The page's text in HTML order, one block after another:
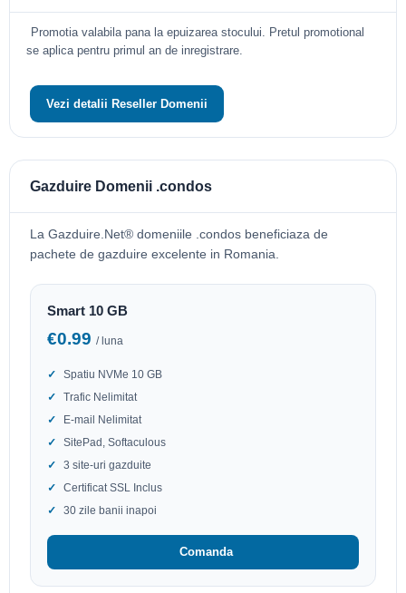
Promotia valabila pana la epuizarea stocului. Pretul promotional
se aplica pentru primul an de inregistrare.
Vezi detalii Reseller Domenii
Gazduire Domenii .condos
La Gazduire.Net® domeniile .condos beneficiaza de
pachete de gazduire excelente in Romania.
Smart 10 GB
€0.99 / luna
Spatiu NVMe 10 GB
Trafic Nelimitat
E-mail Nelimitat
SitePad, Softaculous
3 site-uri gazduite
Certificat SSL Inclus
30 zile banii inapoi
Comanda